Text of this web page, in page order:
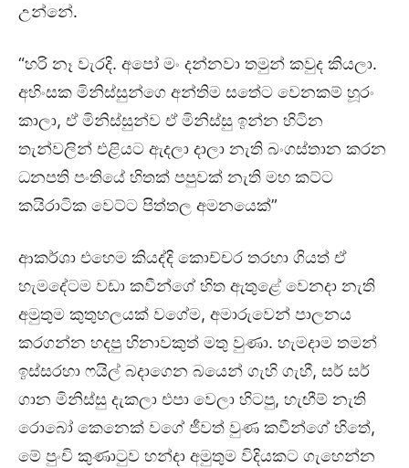
උන්නේ.
“හරි නෑ වැරදි. අපෝ මං දන්නවා තමුන් කවුද කියලා.
අහිංසක මිනිස්සුන්ගෙ අන්තිම සතේට වෙනකම් හූරං
කාලා, ඒ මිනිස්සුන්ව ඒ මිනිස්සු ඉන්න හිටින
තැන්වලින් එළියට ඇදලා දාලා නැති බංගස්තාන කරන
ධනපති පංතියේ හිතක් පපුවක් නැති මහ කට්ට
කයිරාටික වෙට්ට පිත්තල අමනයෙක්”
ආකර්ශා එහෙම කියද්දි කොච්චර තරහා ගියත් ඒ
හැමදේටම වඩා කවීන්ගේ හිත ඇතුළේ වෙනදා නැති
අමුතුම කුතුහලයක් වගේම, අමාරුවෙන් පාලනය
කරගන්න හදපු හිනාවකුත් මතු වුණා. හැමදාම තමන්
ඉස්සරහා ෆයිල් බදාගෙන බයෙන් ගැහි ගැහී, සර් සර්
ගාන මිනිස්සු දැකලා එපා වෙලා හිටපු, හැඟීම් නැති
රොබෝ කෙනෙක් වගේ ජීවත් වුණ කවීන්ගේ හිතේ,
මේ පුංචි කුණාටුව හන්දා අමුතුම විදියකට ගැහෙන්න